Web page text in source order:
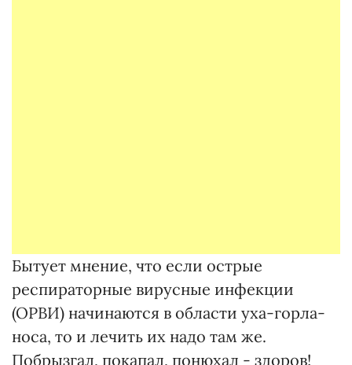
Бытует мнение, что если острые
респираторные вирусные инфекции
(ОРВИ) начинаются в области уха-горла-
носа, то и лечить их надо там же.
Побрызгал, покапал, понюхал - здоров!